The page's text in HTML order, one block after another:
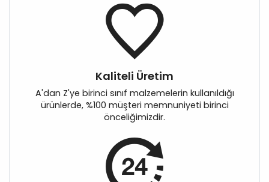
Kaliteli Üretim
A'dan Z'ye birinci sınıf malzemelerin kullanıldığı
ürünlerde, %100 müşteri memnuniyeti birinci
önceliğimizdir.